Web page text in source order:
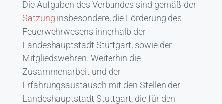
Die Aufgaben des Verbandes sind gemäß der
Satzung insbesondere, die Förderung des
Feuerwehrwesens innerhalb der
Landeshauptstadt Stuttgart, sowie der
Mitgliedswehren. Weiterhin die
Zusammenarbeit und der
Erfahrungsaustausch mit den Stellen der
Landeshauptstadt Stuttgart, die für den